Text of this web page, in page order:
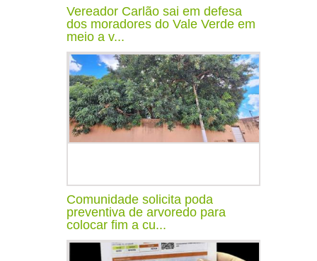
Vereador Carlão sai em defesa
dos moradores do Vale Verde em
meio a v...
Comunidade solicita poda
preventiva de arvoredo para
colocar fim a cu...